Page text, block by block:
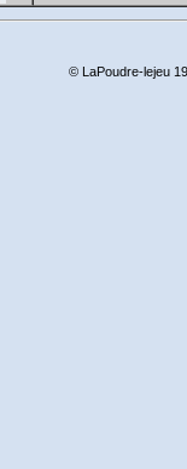
© LaPoudre-lejeu